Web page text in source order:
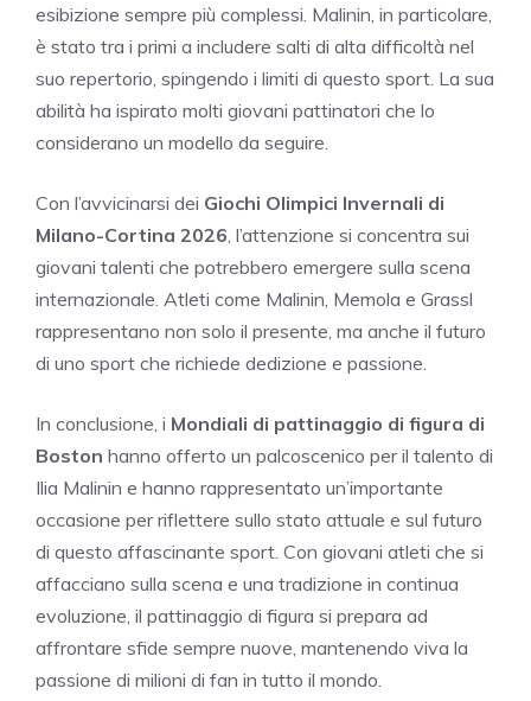
esibizione sempre più complessi. Malinin, in particolare,
è stato tra i primi a includere salti di alta difficoltà nel
suo repertorio, spingendo i limiti di questo sport. La sua
abilità ha ispirato molti giovani pattinatori che lo
considerano un modello da seguire.
Con l’avvicinarsi dei Giochi Olimpici Invernali di
Milano-Cortina 2026 , l’attenzione si concentra sui
giovani talenti che potrebbero emergere sulla scena
internazionale. Atleti come Malinin, Memola e Grassl
rappresentano non solo il presente, ma anche il futuro
di uno sport che richiede dedizione e passione.
In conclusione, i Mondiali di pattinaggio di figura di
Boston hanno offerto un palcoscenico per il talento di
Ilia Malinin e hanno rappresentato un’importante
occasione per riflettere sullo stato attuale e sul futuro
di questo affascinante sport. Con giovani atleti che si
affacciano sulla scena e una tradizione in continua
evoluzione, il pattinaggio di figura si prepara ad
affrontare sfide sempre nuove, mantenendo viva la
passione di milioni di fan in tutto il mondo.